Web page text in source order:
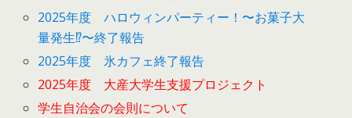
2025年度 ハロウィンパーティー！〜お菓子大
量発生⁉︎〜終了報告
2025年度 氷カフェ終了報告
2025年度 大産大学生支援プロジェクト
学生自治会の会則について